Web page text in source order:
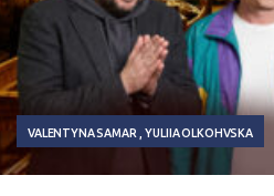
VALENTYNA SAMAR YULIIA OLKOHVSKA